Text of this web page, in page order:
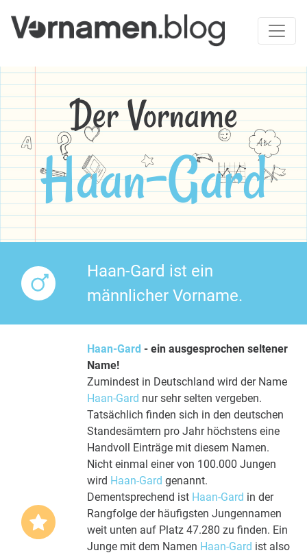
Der Vorname
Haan-Gard
Haan-Gard ist ein
männlicher Vorname.
Haan-Gard - ein ausgesprochen seltener
Name!
Zumindest in Deutschland wird der Name
Haan-Gard nur sehr selten vergeben.
Tatsächlich finden sich in den deutschen
Standesämtern pro Jahr höchstens eine
Handvoll Einträge mit diesem Namen.
Nicht einmal einer von 100.000 Jungen
wird Haan-Gard genannt.
Dementsprechend ist Haan-Gard in der
Rangfolge der häufigsten Jungennamen
weit unten auf Platz 47.280 zu finden. Ein
Junge mit dem Namen Haan-Gard ist also